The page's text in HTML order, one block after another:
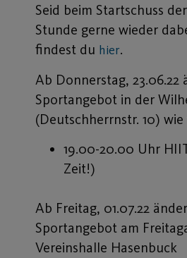
Seid beim Startschuss
Stunde gerne wieder
findest du hier.
Ab Donnerstag, 23.06.22
Sportangebot in der
(Deutschherrnstr. 10)
19.00-20.00 Uhr
Zeit!)
Ab Freitag, 01.07.22
Sportangebot am
Vereinshalle Hasenbuck